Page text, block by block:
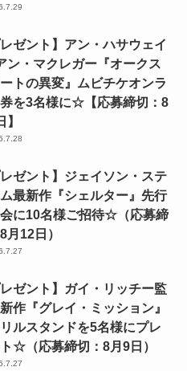
レゼント】アン・ハサウェイ
ン・マクレガー『オークス
ートの異変』ムビチケオンラ
を3名様に☆【応募締切：8
】
レゼント】ジェイソン・ステ
最新作『シェルター』先行
に10名様ご招待☆（応募締
月12日）
レゼント】ガイ・リッチー監
作『グレイ・ミッション』
ルスタンドを5名様にプレ
☆（応募締切：8月9日）